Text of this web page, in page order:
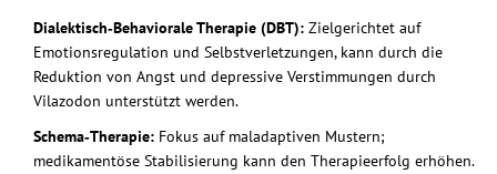
Dialektisch‑Behaviorale Therapie (DBT): Zielgerichtet auf
Emotionsregulation und Selbstverletzungen, kann durch die
Reduktion von Angst und depressive Verstimmungen durch
Vilazodon unterstützt werden.
Schema‑Therapie: Fokus auf maladaptiven Mustern;
medikamentöse Stabilisierung kann den Therapieerfolg erhöhen.